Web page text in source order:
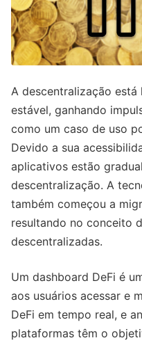
A descentralização
estável, ganhando
como um caso de uso
Devido a sua
aplicativos estão
descentralização. A
também começou a
resultando no conceito
descentralizadas.
Um dashboard DeFi é
aos usuários acessar e
DeFi em tempo real, e
plataformas têm o